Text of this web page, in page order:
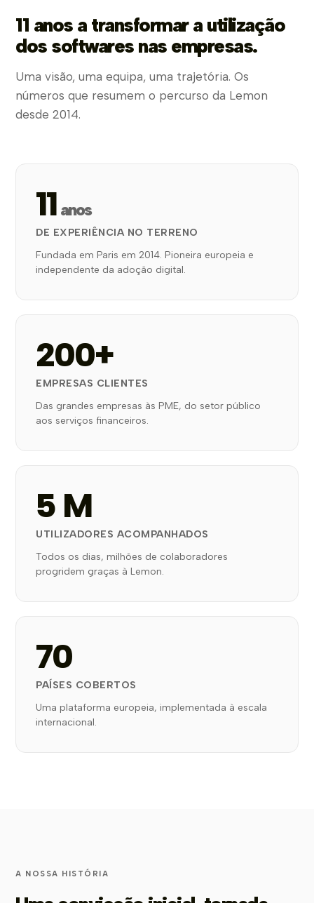
11 anos a transformar a utilização
dos softwares nas empresas.
Uma visão, uma equipa, uma trajetória. Os
números que resumem o percurso da Lemon
desde 2014.
11 anos
DE EXPERIÊNCIA NO TERRENO
Fundada em Paris em 2014. Pioneira europeia e
independente da adoção digital.
200+
EMPRESAS CLIENTES
Das grandes empresas às PME, do setor público
aos serviços financeiros.
5 M
UTILIZADORES ACOMPANHADOS
Todos os dias, milhões de colaboradores
progridem graças à Lemon.
70
PAÍSES COBERTOS
Uma plataforma europeia, implementada à escala
internacional.
A NOSSA HISTÓRIA